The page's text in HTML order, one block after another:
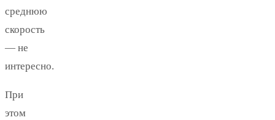
среднюю
скорость
— не
интересно.
При
этом